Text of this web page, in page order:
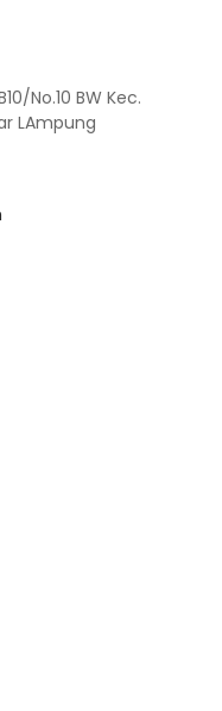
No.10 BW Kec.
LAmpung